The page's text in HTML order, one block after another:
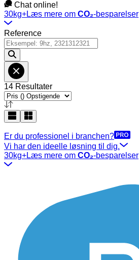
Chat online!
30kg+Læs mere om CO₂-besparelser
Reference
14 Resultater
Er du professionel i branchen?
Vi har den ideelle løsning til dig.
30kg+Læs mere om CO₂-besparelser